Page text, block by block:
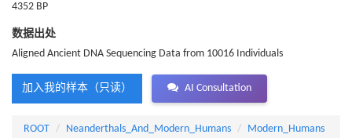
4352 BP
数据出处
Aligned Ancient DNA Sequencing Data from 10016 Individuals
加入我的样本（只读） AI Consultation
ROOT Neanderthals_And_Modern_Humans
Modern_Humans